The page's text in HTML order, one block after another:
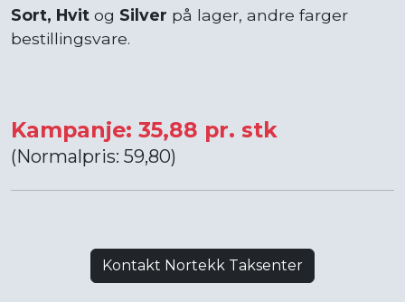
Sort, Hvit og Silver på lager, andre farger
bestillingsvare.
Kampanje: 35,88 pr. stk
(Normalpris: 59,80)
Kontakt Nortekk Taksenter